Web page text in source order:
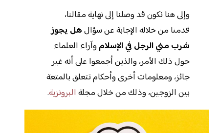
وإلى هنا نكون قد وصلنا إلى نهاية مقالنا،
قدمنا من خلاله الإجابة عن سؤالهل يجوز
شرب مني الرجل في الإسلام وآراء العلماء
حول ذلك الأمر، والذين أجمعوا على أنه غير
جائز، ومعلومات أخرى وأحكام تتعلق بالمتعة
بين الزوجين، وذلك من خلال مجلة البرونزية.